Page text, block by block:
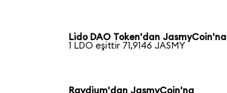
Lido DAO Token'dan JasmyCoin'na
1 LDO eşittir 71,9146 JASMY
Raydium'dan JasmyCoin'na